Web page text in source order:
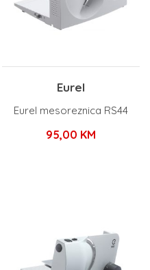
Eurel
Eurel mesoreznica RS44
95,00 KM